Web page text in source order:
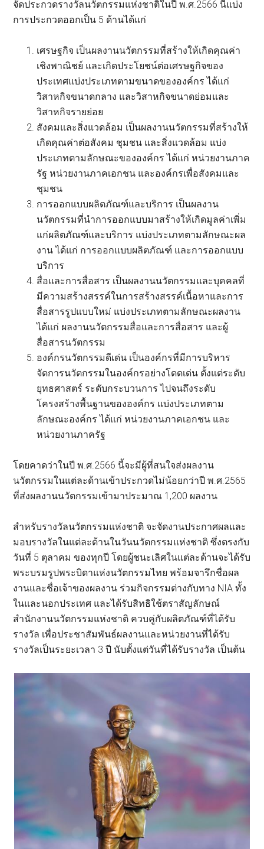
จัดประกวดรางวัลนวัตกรรมแห่งชาติในปี พ.ศ.2566 นี้แบ่ง
การประกวดออกเป็น 5 ด้านได้แก่
เศรษฐกิจ เป็นผลงานนวัตกรรมที่สร้างให้เกิดคุณค่า
เชิงพาณิชย์ และเกิดประโยชน์ต่อเศรษฐกิจของ
ประเทศแบ่งประเภทตามขนาดขององค์กร ได้แก่
วิสาหกิจขนาดกลาง และวิสาหกิจขนาดย่อมและ
วิสาหกิจรายย่อย
สังคมและสิ่งแวดล้อม เป็นผลงานนวัตกรรมที่สร้างให้
เกิดคุณค่าต่อสังคม ชุมชน และสิ่งแวดล้อม แบ่ง
ประเภทตามลักษณะขององค์กร ได้แก่ หน่วยงานภาค
รัฐ หน่วยงานภาคเอกชน และองค์กรเพื่อสังคมและ
ชุมชน
การออกแบบผลิตภัณฑ์และบริการ เป็นผลงาน
นวัตกรรมที่นำการออกแบบมาสร้างให้เกิดมูลค่าเพิ่ม
แก่ผลิตภัณฑ์และบริการ แบ่งประเภทตามลักษณะผล
งาน ได้แก่ การออกแบบผลิตภัณฑ์ และการออกแบบ
บริการ
สื่อและการสื่อสาร เป็นผลงานนวัตกรรมและบุคคลที่
มีความสร้างสรรค์ในการสร้างสรรค์เนื้อหาและการ
สื่อสารรูปแบบใหม่ แบ่งประเภทตามลักษณะผลงาน
ได้แก่ ผลงานนวัตกรรมสื่อและการสื่อสาร และผู้
สื่อสารนวัตกรรม
องค์กรนวัตกรรมดีเด่น เป็นองค์กรที่มีการบริหาร
จัดการนวัตกรรมในองค์กรอย่างโดดเด่น ตั้งแต่ระดับ
ยุทธศาสตร์ ระดับกระบวนการ ไปจนถึงระดับ
โครงสร้างพื้นฐานขององค์กร แบ่งประเภทตาม
ลักษณะองค์กร ได้แก่ หน่วยงานภาคเอกชน และ
หน่วยงานภาครัฐ
โดยคาดว่าในปี พ.ศ.2566 นี้จะมีผู้ที่สนใจส่งผลงาน
นวัตกรรมในแต่ละด้านเข้าประกวดไม่น้อยกว่าปี พ.ศ.2565
ที่ส่งผลงานนวัตกรรมเข้ามาประมาณ 1,200 ผลงาน
สำหรับรางวัลนวัตกรรมแห่งชาติ จะจัดงานประกาศผลและ
มอบรางวัลในแต่ละด้านในวันนวัตกรรมแห่งชาติ ซึ่งตรงกับ
วันที่ 5 ตุลาคม ของทุกปี โดยผู้ชนะเลิศในแต่ละด้านจะได้รับ
พระบรมรูปพระบิดาแห่งนวัตกรรมไทย พร้อมจารึกชื่อผล
งานและชื่อเจ้าของผลงาน ร่วมกิจกรรมต่างกับทาง NIA ทั้ง
ในและนอกประเทศ และได้รับสิทธิใช้ตราสัญลักษณ์
สำนักงานนวัตกรรมแห่งชาติ ควบคู่กับผลิตภัณฑ์ที่ได้รับ
รางวัล เพื่อประชาสัมพันธ์ผลงานและหน่วยงานที่ได้รับ
รางวัลเป็นระยะเวลา 3 ปี นับตั้งแต่วันที่ได้รับรางวัล เป็นต้น